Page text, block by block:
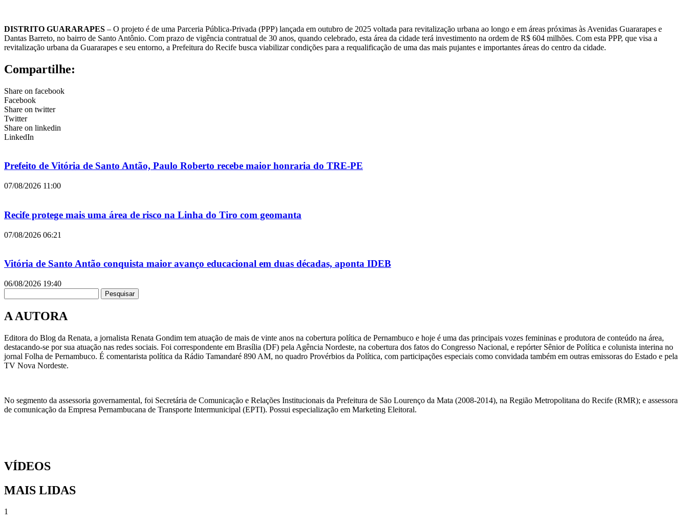
DISTRITO GUARARAPES – O projeto é de uma Parceria Pública-Privada (PPP) lançada em outubro de 2025 voltada para revitalização urbana ao longo e em áreas próximas às Avenidas Guararapes e
Dantas Barreto, no bairro de Santo Antônio. Com prazo de vigência contratual de 30 anos, quando celebrado, esta área da cidade terá investimento na ordem de R$ 604 milhões. Com esta PPP, que visa a
revitalização urbana da Guararapes e seu entorno, a Prefeitura do Recife busca viabilizar condições para a requalificação de uma das mais pujantes e importantes áreas do centro da cidade.
Compartilhe:
Share on facebook
Facebook
Share on twitter
Twitter
Share on linkedin
LinkedIn
Prefeito de Vitória de Santo Antão, Paulo Roberto recebe maior honraria do TRE-PE
07/08/2026 11:00
Recife protege mais uma área de risco na Linha do Tiro com geomanta
07/08/2026 06:21
Vitória de Santo Antão conquista maior avanço educacional em duas décadas, aponta IDEB
06/08/2026 19:40
Pesquisar
A AUTORA
Editora do Blog da Renata, a jornalista Renata Gondim tem atuação de mais de vinte anos na cobertura política de Pernambuco e hoje é uma das principais vozes femininas e produtora de conteúdo na área,
destacando-se por sua atuação nas redes sociais. Foi correspondente em Brasília (DF) pela Agência Nordeste, na cobertura dos fatos do Congresso Nacional, e repórter Sênior de Política e colunista interina no
jornal Folha de Pernambuco. É comentarista política da Rádio Tamandaré 890 AM, no quadro Provérbios da Política, com participações especiais como convidada também em outras emissoras do Estado e pela
TV Nova Nordeste.
No segmento da assessoria governamental, foi Secretária de Comunicação e Relações Institucionais da Prefeitura de São Lourenço da Mata (2008-2014), na Região Metropolitana do Recife (RMR); e assessora
de comunicação da Empresa Pernambucana de Transporte Intermunicipal (EPTI). Possui especialização em Marketing Eleitoral.
VÍDEOS
MAIS LIDAS
1